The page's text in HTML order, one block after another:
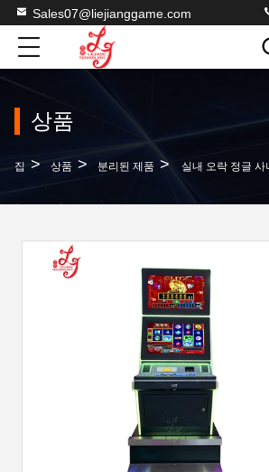
Sales07@liejianggame.com
상품
집 > 상품 > 분리된 제품 > 실내 오락 정글 사나운 슬롯 머신 터치